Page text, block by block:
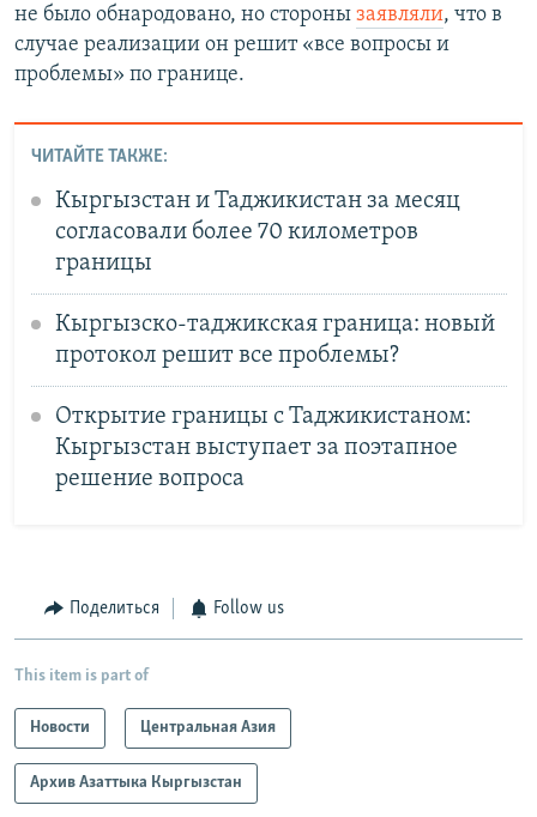
не было обнародовано, но стороны заявляли, что в
случае реализации он решит «все вопросы и
проблемы» по границе.
ЧИТАЙТЕ ТАКЖЕ:
Кыргызстан и Таджикистан за месяц
согласовали более 70 километров
границы
Кыргызско-таджикская граница: новый
протокол решит все проблемы?
Открытие границы с Таджикистаном:
Кыргызстан выступает за поэтапное
решение вопроса
Поделиться Follow us
This item is part of
Новости Центральная Азия
Архив Азаттыка Кыргызстан